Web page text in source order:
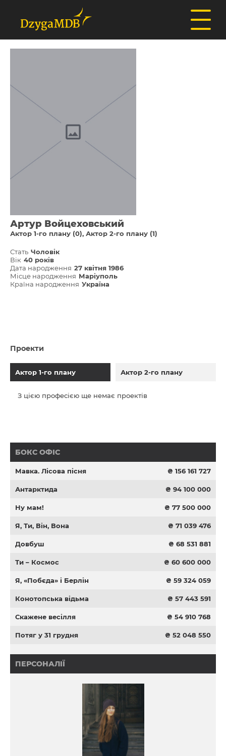
Артур Войцеховський
Актор 1-го плану (0) Актор 2-го плану (1)
Стать Чоловік
Вік 40 років
Дата народження 27 квітня 1986
Місце народження Маріуполь
Країна народження Україна
Проекти
Актор 1-го плану Актор 2-го плану
З цією професією ще немає проектів
БОКС ОФІС
Мавка. Лісова пісня ₴ 156 161 727
Антарктида ₴ 94 100 000
Ну мам! ₴ 77 500 000
Я, Ти, Він, Вона ₴ 71 039 476
Довбуш ₴ 68 531 881
Ти – Космос ₴ 60 600 000
Я, «Побєда» і Берлін ₴ 59 324 059
Конотопська відьма ₴ 57 443 591
Скажене весілля ₴ 54 910 768
Потяг у 31 грудня ₴ 52 048 550
ПЕРСОНАЛІЇ